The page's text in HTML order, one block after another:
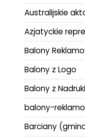
Australijskie
Azjatyckie
Balony
Balony z Logo
Balony z
balony-
Barciany